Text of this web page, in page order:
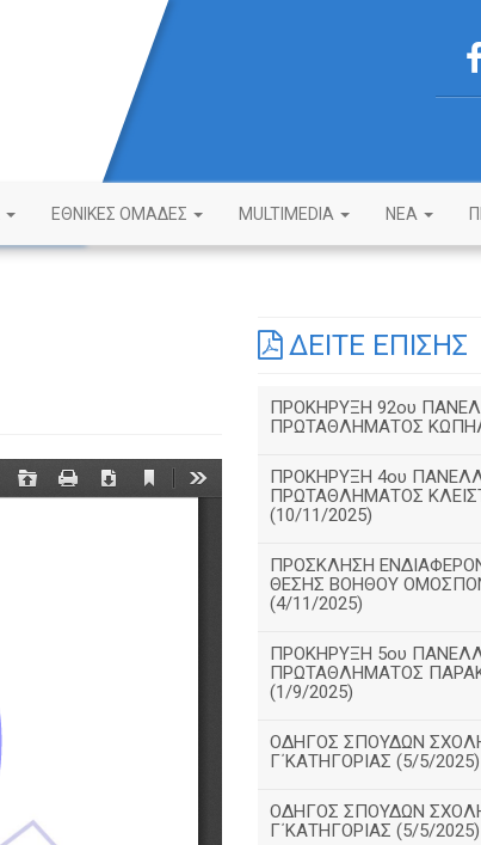
ΕΘΝΙΚΕΣ ΟΜΑΔΕΣ MULTIMEDIA NEA
ΔΕΙΤΕ ΕΠΙΣΗΣ
ΠΡΟΚΗΡΥΞΗ 92ου
ΠΡΩΤΑΘΛΗΜΑΤΟΣ
ΠΡΟΚΗΡΥΞΗ 4ου
ΠΡΩΤΑΘΛΗΜΑΤΟΣ
(10/11/2025)
ΠΡΟΣΚΛΗΣΗ
ΘΕΣΗΣ ΒΟΗΘΟΥ
(4/11/2025)
ΠΡΟΚΗΡΥΞΗ 5ου
ΠΡΩΤΑΘΛΗΜΑΤΟΣ
(1/9/2025)
ΟΔΗΓΟΣ ΣΠΟΥΔΩΝ
Γ΄ΚΑΤΗΓΟΡΙΑΣ (5/5/2025)
ΟΔΗΓΟΣ ΣΠΟΥΔΩΝ
Γ΄ΚΑΤΗΓΟΡΙΑΣ (5/5/2025)